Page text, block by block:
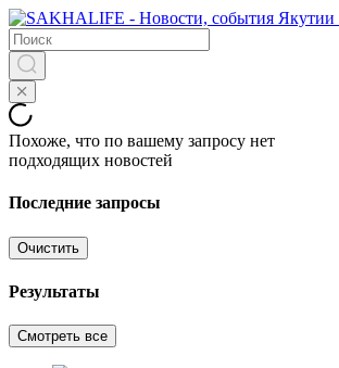
Похоже, что по вашему запросу нет
подходящих новостей
Последние запросы
Очистить
Результаты
Смотреть все